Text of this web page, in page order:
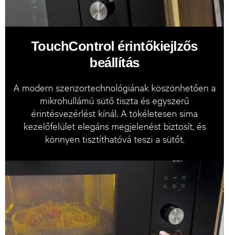
TouchControl érintőkiejlzős
beállítás
A modern szenzortechnológiának köszönhetően a
mikrohullámú sütő tiszta és egyszerű
érintésvezérlést kínál. A tökéletesen sima
kezelőfelület elegáns megjelenést biztosít, és
könnyen tisztíthatóvá teszi a sütőt.